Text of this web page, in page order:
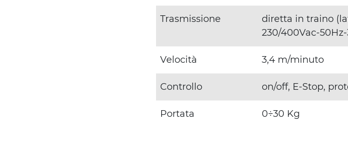
Trasmissione
diretta in traino
230/400Vac-
Velocità 3,4 m/minuto
Controllo on/off, E-Stop,
Portata 0÷30 Kg